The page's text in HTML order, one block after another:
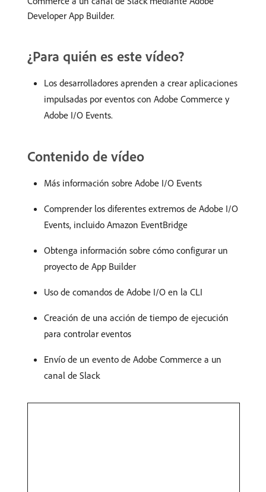
Developer App Builder.
¿Para quién es este vídeo?
Los desarrolladores aprenden a crear aplicaciones
impulsadas por eventos con Adobe Commerce y
Adobe I/O Events.
Contenido de vídeo
Más información sobre Adobe I/O Events
Comprender los diferentes extremos de Adobe I/O
Events, incluido Amazon EventBridge
Obtenga información sobre cómo configurar un
proyecto de App Builder
Uso de comandos de Adobe I/O en la CLI
Creación de una acción de tiempo de ejecución
para controlar eventos
Envío de un evento de Adobe Commerce a un
canal de Slack